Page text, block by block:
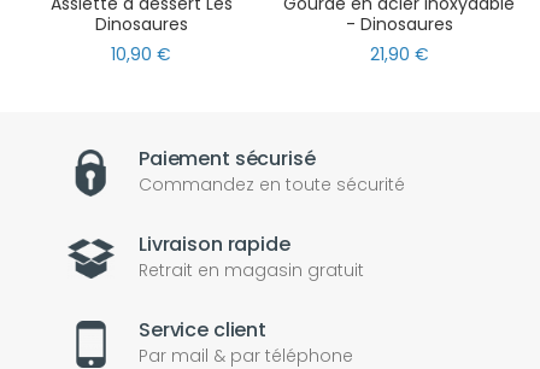
Dinosaures
10,90 €
- Dinosaures
21,90 €
Paiement sécurisé
Commandez en toute sécurité
Livraison rapide
Retrait en magasin gratuit
Service client
Par mail & par téléphone